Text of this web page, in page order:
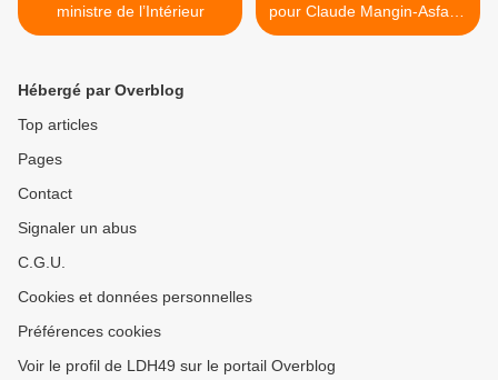
ministre de l’Intérieur
pour Claude Mangin-Asfari !
>
Hébergé par Overblog
Top articles
Pages
Contact
Signaler un abus
C.G.U.
Cookies et données personnelles
Préférences cookies
Voir le profil de LDH49 sur le portail Overblog